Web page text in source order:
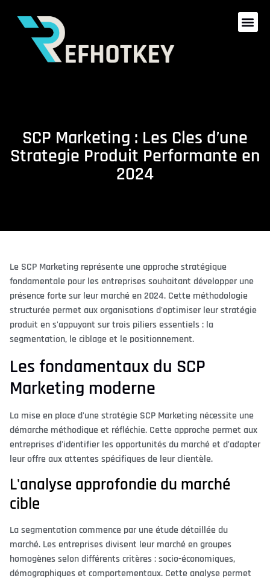
SCP Marketing : Les Cles d’une
Strategie Produit Performante en
2024
Le SCP Marketing représente une approche stratégique
fondamentale pour les entreprises souhaitant développer une
présence forte sur leur marché en 2024. Cette méthodologie
structurée permet aux organisations d'optimiser leur stratégie
produit en s'appuyant sur trois piliers essentiels : la
segmentation, le ciblage et le positionnement.
Les fondamentaux du SCP
Marketing moderne
La mise en place d'une stratégie SCP Marketing nécessite une
démarche méthodique et réfléchie. Cette approche permet aux
entreprises d'identifier les opportunités du marché et d'adapter
leur offre aux attentes spécifiques de leur clientèle.
L'analyse approfondie du marché
cible
La segmentation commence par une étude détaillée du
marché. Les entreprises divisent leur marché en groupes
homogènes selon différents critères : socio-économiques,
démographiques et comportementaux. Cette analyse permet